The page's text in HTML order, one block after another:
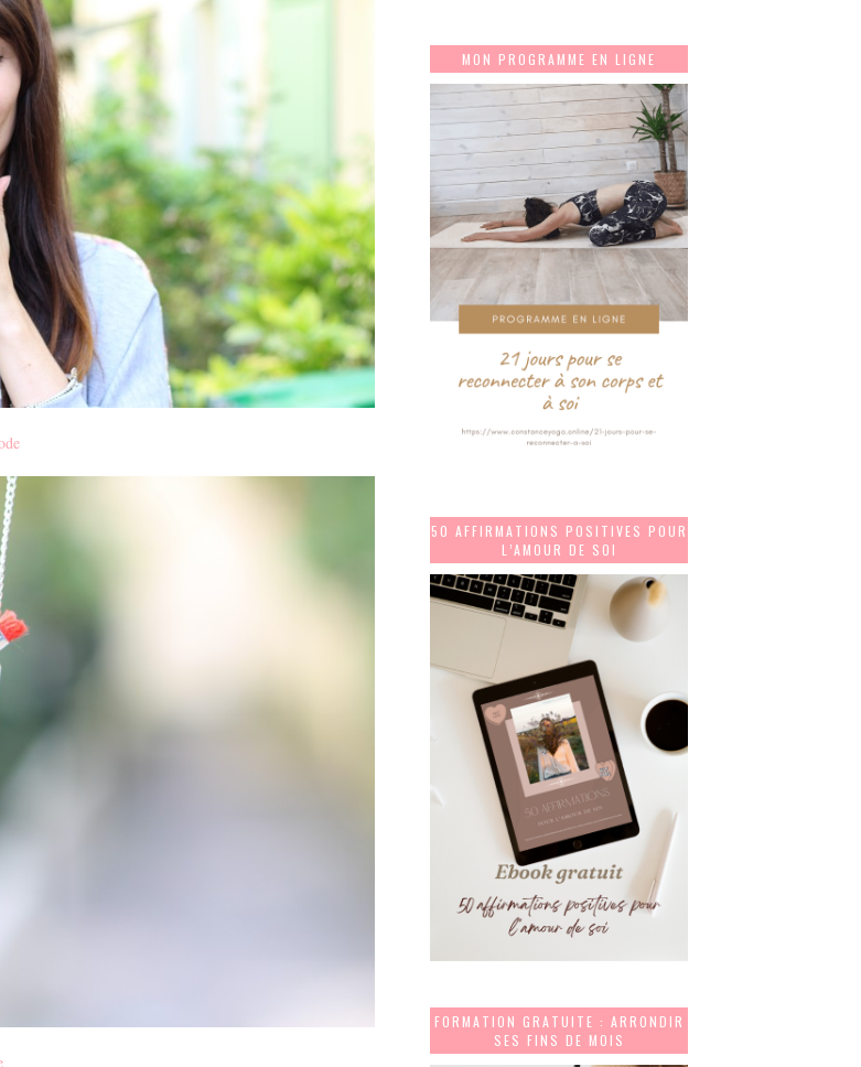
MON PROGRAMME EN LIGNE
50 AFFIRMATIONS POSITIVES POUR
L’AMOUR DE SOI
FORMATION GRATUITE : ARRONDIR
SES FINS DE MOIS